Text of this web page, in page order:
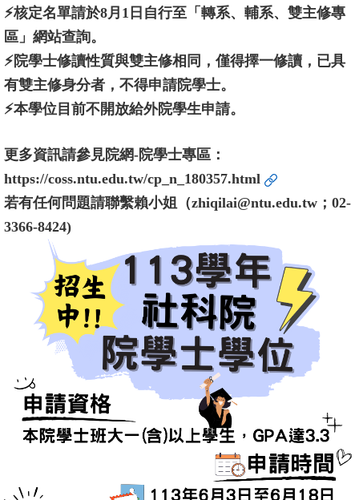
資
源
與
圖
書
館
回
首
頁
臺
導
覽
English
輔
⚡核定名單請於8月1日自行至「轉系、輔系、雙主修專
區」網站查詢。
⚡院學士修讀性質與雙主修相同，僅得擇一修讀，已具
有雙主修身分者，不得申請院學士。
⚡本學位目前不開放給外院學生申請。
更多資訊請參見院網-院學士專區：
https://coss.ntu.edu.tw/cp_n_180357.html
若有任何問題請聯繫賴小姐（zhiqilai@ntu.edu.tw；02-
3366-8424)